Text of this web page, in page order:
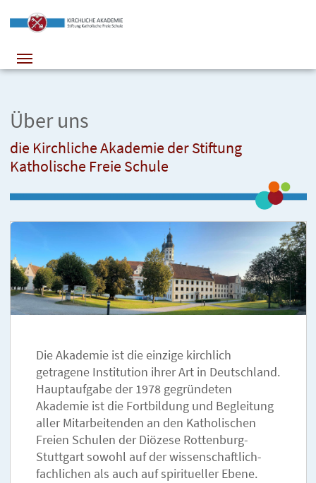
Über uns
die Kirchliche Akademie der Stiftung
Katholische Freie Schule
Die Akademie ist die einzige kirchlich
getragene Institution ihrer Art in Deutschland.
Hauptaufgabe der 1978 gegründeten
Akademie ist die Fortbildung und Begleitung
aller Mitarbeitenden an den Katholischen
Freien Schulen der Diözese Rottenburg-
Stuttgart sowohl auf der wissenschaftlich-
fachlichen als auch auf spiritueller Ebene.